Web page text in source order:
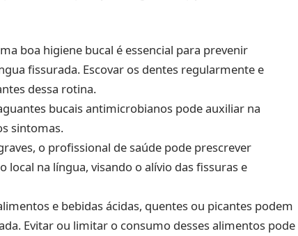
boa higiene bucal é essencial para prevenir
fissurada. Escovar os dentes regularmente e
dessa rotina.
bucais antimicrobianos pode auxiliar na
sintomas.
o profissional de saúde pode prescrever
local na língua, visando o alívio das fissuras e
e bebidas ácidas, quentes ou picantes podem
Evitar ou limitar o consumo desses alimentos pode